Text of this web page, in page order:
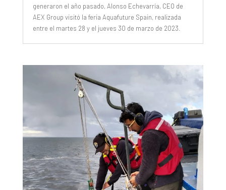
generaron el año pasado, Alonso Echevarría, CEO de
AEX Group visitó la feria Aquafuture Spain, realizada
entre el martes 28 y el jueves 30 de marzo de 2023.